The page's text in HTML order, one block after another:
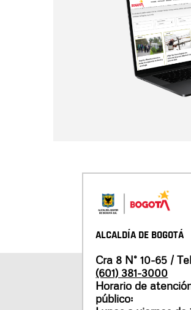
ALCALDÍA DE BOGOTÁ
Cra 8 N° 10-65 /
(601) 381-3000
Horario de
público: